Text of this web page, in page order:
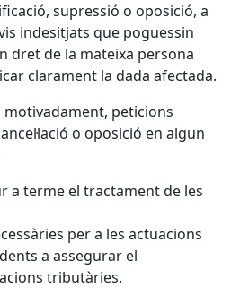
supressió o oposició, a
indesitjats que poguessin
dret de la mateixa persona
clarament la dada afectada.
peticions
o oposició en algun
a terme el tractament de les
per a les actuacions
a assegurar el
tributàries.